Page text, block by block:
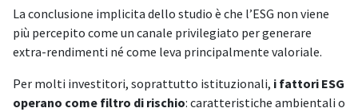
La conclusione implicita dello studio è che l’ESG non viene
più percepito come un canale privilegiato per generare
extra-rendimenti né come leva principalmente valoriale.
Per molti investitori, soprattutto istituzionali, i fattori ESG
operano come filtro di rischio: caratteristiche ambientali o